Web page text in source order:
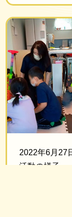
2022年6月27
活動の様子